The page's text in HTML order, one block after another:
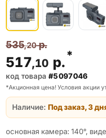
535,20р.
517,10 р.*
код товара #5097046
*Акционная цена! Условия акции
Наличие: Под заказ, 3
основная камера: 140°,